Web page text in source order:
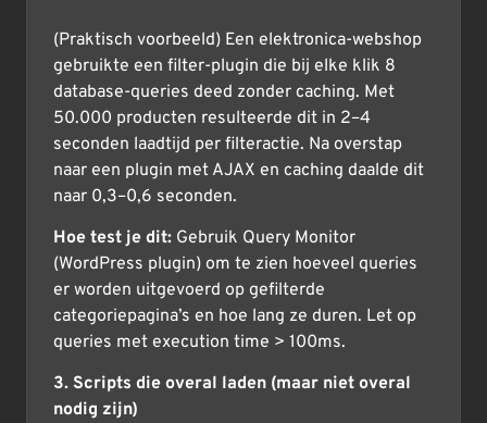
(Praktisch voorbeeld) Een elektronica-webshop
gebruikte een filter-plugin die bij elke klik 8
database-queries deed zonder caching. Met
50.000 producten resulteerde dit in 2–4
seconden laadtijd per filteractie. Na overstap
naar een plugin met AJAX en caching daalde dit
naar 0,3–0,6 seconden.
Hoe test je dit: Gebruik Query Monitor
(WordPress plugin) om te zien hoeveel queries
er worden uitgevoerd op gefilterde
categoriepagina’s en hoe lang ze duren. Let op
queries met execution time > 100ms.
3. Scripts die overal laden (maar niet overal
nodig zijn)